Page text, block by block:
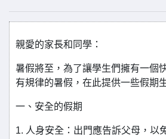
親愛的家長和同學：
暑假將至，為了讓學生們擁有一個
有規律的暑假，在此提供一些假期
一、安全的假期
1. 人身安全：出門應告訴父母，以